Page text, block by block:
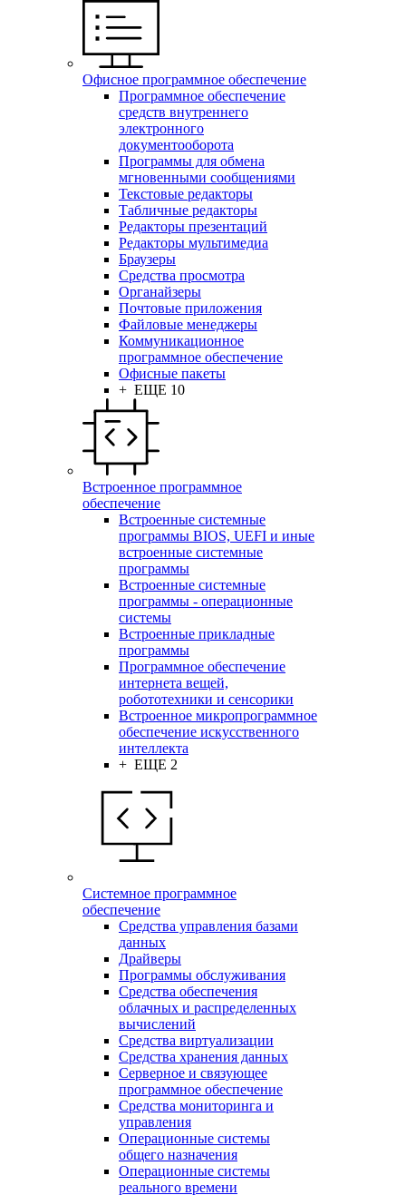
Офисное программное обеспечение
Программное обеспечение
средств внутреннего
электронного
документооборота
Программы для обмена
мгновенными сообщениями
Текстовые редакторы
Табличные редакторы
Редакторы презентаций
Редакторы мультимедиа
Браузеры
Средства просмотра
Органайзеры
Почтовые приложения
Файловые менеджеры
Коммуникационное
программное обеспечение
Офисные пакеты
+ ЕЩЕ 10
Встроенное программное
обеспечение
Встроенные системные
программы BIOS, UEFI и иные
встроенные системные
программы
Встроенные системные
программы - операционные
системы
Встроенные прикладные
программы
Программное обеспечение
интернета вещей,
робототехники и сенсорики
Встроенное микропрограммное
обеспечение искусственного
интеллекта
+ ЕЩЕ 2
Системное программное
обеспечение
Средства управления базами
данных
Драйверы
Программы обслуживания
Средства обеспечения
облачных и распределенных
вычислений
Средства виртуализации
Средства хранения данных
Серверное и связующее
программное обеспечение
Средства мониторинга и
управления
Операционные системы
общего назначения
Операционные системы
реального времени